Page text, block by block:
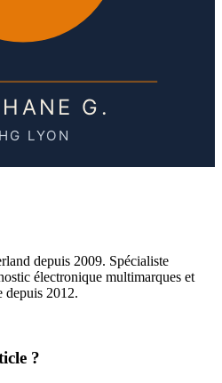
depuis 2009. Spécialiste
électronique multimarques et
depuis 2012.
?